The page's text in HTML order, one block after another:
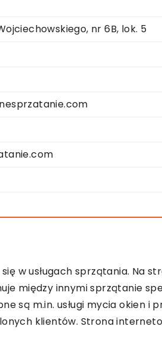
nr 6B, lok. 5
w usługach sprzątania. Na
między innymi sprzątanie
są m.in. usługi mycia okien
klientów. Strona